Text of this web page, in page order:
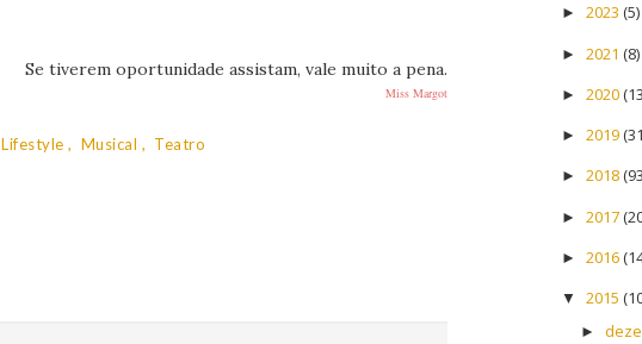
Se tiverem oportunidade assistam, vale muito a pena.
Miss Margot
Lifestyle Musical Teatro
► 2023 (5)
► 2021 (8)
► 2020
► 2019
► 2018
► 2017
► 2016
▼ 2015
►